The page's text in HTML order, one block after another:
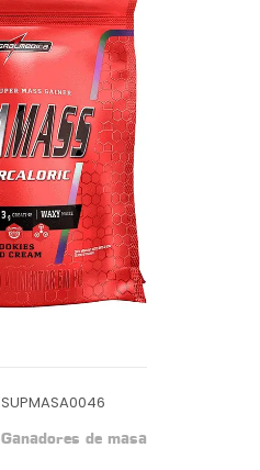
SUPMASA0046
Ganadores de masa